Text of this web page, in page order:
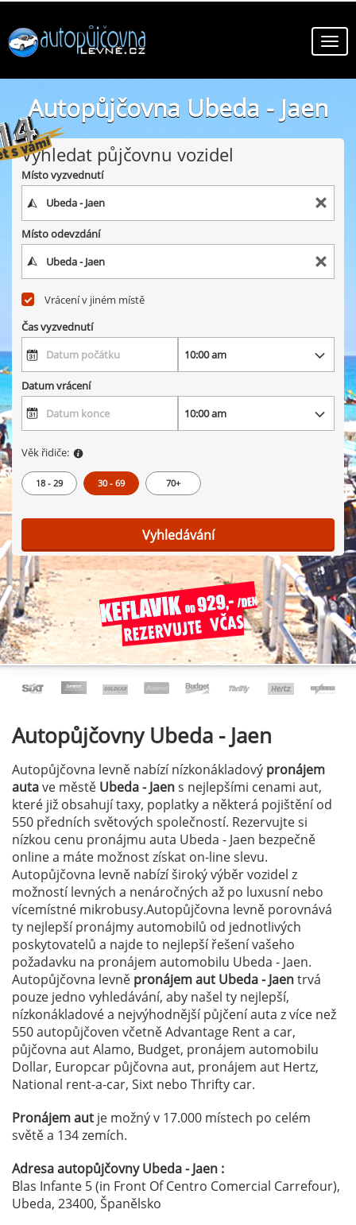
Autopůjčovna Ubeda - Jaen
online autopůjčovny ve městě Ubeda - Jaen
Vyhledat půjčovnu vozidel
Místo vyzvednutí
Místo odevzdání
Vrácení v jiném místě
Čas vyzvednutí
Datum vrácení
Věk řidiče:
18 - 29 30 - 69 70+
Vyhledávání
AutopůjčovnyUbeda - Jaen
Autopůjčovna levně nabízí nízkonákladový pronájem
autave městě Ubeda - Jaens nejlepšími cenami aut,
které již obsahují taxy, poplatky a některá pojištění od
550 předních světových společností. Rezervujte si
nízkou cenu pronájmu auta Ubeda - Jaen bezpečně
online a máte možnost získat on-line slevu.
Autopůjčovna levně nabízí široký výběr vozidel z
možností levných a nenáročných až po luxusní nebo
vícemístné mikrobusy.Autopůjčovna levně porovnává
ty nejlepší pronájmy automobilů od jednotlivých
poskytovatelů a najde to nejlepší řešení vašeho
požadavku na pronájem automobilu Ubeda - Jaen.
Autopůjčovna levně pronájem aut Ubeda - Jaentrvá
pouze jedno vyhledávání, aby našel ty nejlepší,
nízkonákladové a nejvýhodnější půjčení auta z více než
550 autopůjčoven včetně Advantage Rent a car,
půjčovna aut Alamo, Budget, pronájem automobilu
Dollar, Europcar půjčovna aut, pronájem aut Hertz,
National rent-a-car, Sixt nebo Thrifty car.
Pronájem aut je možný v 17.000 místech po celém
světě a 134 zemích.
Adresa autopůjčovny Ubeda - Jaen :
Blas Infante 5 (in Front Of Centro Comercial Carrefour),
Ubeda, 23400, Španělsko